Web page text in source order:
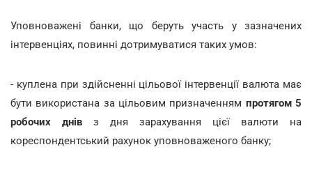
Уповноважені банки, що беруть участь у зазначених
інтервенціях, повинні дотримуватися таких умов:
- куплена при здійсненні цільової інтервенції валюта має
бути використана за цільовим призначенням протягом 5
робочих днів з дня зарахування цієї валюти на
кореспондентський рахунок уповноваженого банку;